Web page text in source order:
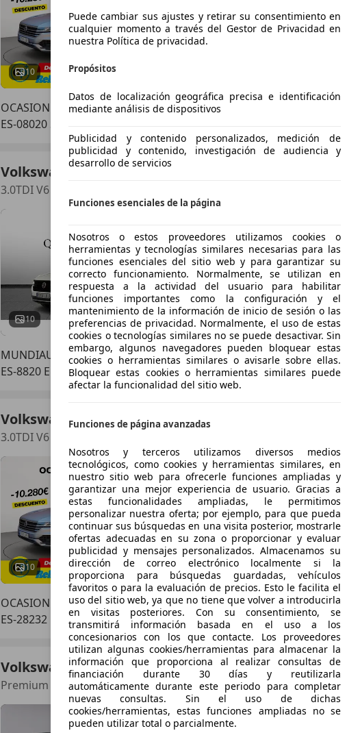
10
OCASIONPLUS LA MAQUINISTA II
ES-08020 SANT ANDREU
Volkswagen Touareg
3.0TDI V6 Premium Tiptronic Atmosphere 4M 170kW
10 12/2019 119.000 km
MUNDIAUTO 2000, S.L.
ES-8820 EL PRAT DE LLOBREGAT
Volkswagen Touareg
3.0TDI V6 Pure Tiptronic 4Motion 170kW
10
€ 25.410 1 Súper
10/2019 157.331 km
OCASIONPLUS LAS ROZAS II
ES-28232 LAS ROZAS
Volkswagen Touareg
Premium 3.0 TDI 210kW (286CV) Tip 4Mot
€ 30.990 Súper
Puede cambiar sus ajustes y retirar su consentimiento en
cualquier momento a través del Gestor de Privacidad en
nuestra Política de privacidad.
Propósitos
Datos de localización geográfica precisa e identificación
mediante análisis de dispositivos
Publicidad y contenido personalizados, medición de
publicidad y contenido, investigación de audiencia y
desarrollo de servicios
Funciones esenciales de la página
Nosotros o estos proveedores utilizamos cookies o
herramientas y tecnologías similares necesarias para las
funciones esenciales del sitio web y para garantizar su
correcto funcionamiento. Normalmente, se utilizan en
respuesta a la actividad del usuario para habilitar
funciones importantes como la configuración y el
mantenimiento de la información de inicio de sesión o las
preferencias de privacidad. Normalmente, el uso de estas
cookies o tecnologías similares no se puede desactivar. Sin
embargo, algunos navegadores pueden bloquear estas
cookies o herramientas similares o avisarle sobre ellas.
Bloquear estas cookies o herramientas similares puede
afectar la funcionalidad del sitio web.
Funciones de página avanzadas
Nosotros y terceros utilizamos diversos medios
tecnológicos, como cookies y herramientas similares, en
nuestro sitio web para ofrecerle funciones ampliadas y
garantizar una mejor experiencia de usuario. Gracias a
estas funcionalidades ampliadas, le permitimos
personalizar nuestra oferta; por ejemplo, para que pueda
continuar sus búsquedas en una visita posterior, mostrarle
ofertas adecuadas en su zona o proporcionar y evaluar
publicidad y mensajes personalizados. Almacenamos su
dirección de correo electrónico localmente si la
proporciona para búsquedas guardadas, vehículos
favoritos o para la evaluación de precios. Esto le facilita el
uso del sitio web, ya que no tiene que volver a introducirla
en visitas posteriores. Con su consentimiento, se
transmitirá información basada en el uso a los
concesionarios con los que contacte. Los proveedores
utilizan algunas cookies/herramientas para almacenar la
información que proporciona al realizar consultas de
financiación durante 30 días y reutilizarla
automáticamente durante este periodo para completar
nuevas consultas. Sin el uso de dichas
cookies/herramientas, estas funciones ampliadas no se
pueden utilizar total o parcialmente.